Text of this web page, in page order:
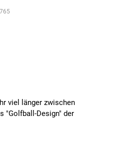
viel länger zwischen
"Golfball-Design" der